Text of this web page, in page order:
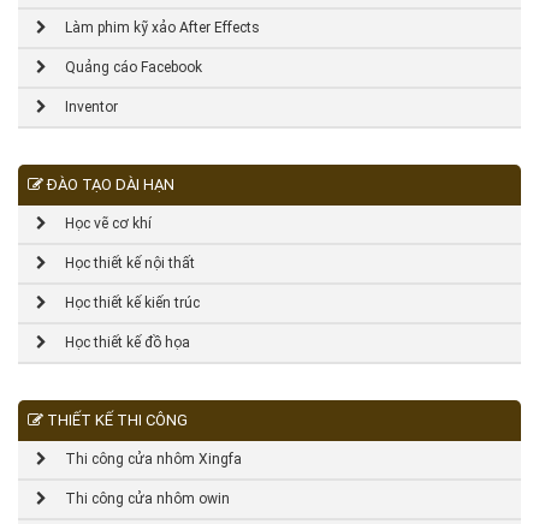
Làm phim kỹ xảo After Effects
Quảng cáo Facebook
Inventor
ĐÀO TẠO DÀI HẠN
Học vẽ cơ khí
Học thiết kế nội thất
Học thiết kế kiến trúc
Học thiết kế đồ họa
THIẾT KẾ THI CÔNG
Thi công cửa nhôm Xingfa
Thi công cửa nhôm owin